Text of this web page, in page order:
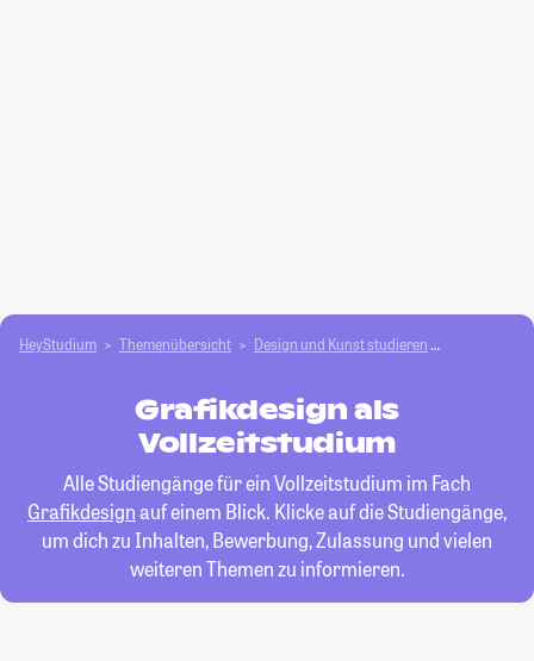
HeyStudium Themenübersicht Design und Kunst studieren
Grafikdesign als
Vollzeitstudium
Alle Studiengänge für ein Vollzeitstudium im Fach
Grafikdesignauf einem Blick. Klicke auf die Studiengänge,
um dich zu Inhalten, Bewerbung, Zulassung und vielen
weiteren Themen zu informieren.